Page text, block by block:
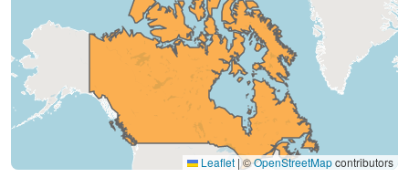
Leaflet |©OpenStreetMapcontributors